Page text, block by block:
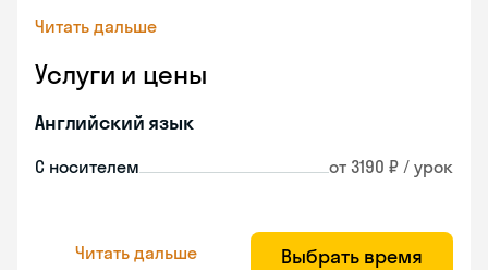
Читать дальше
Услуги и цены
Английский язык
С носителем от 3190 ₽ / урок
Читать дальше Выбрать время